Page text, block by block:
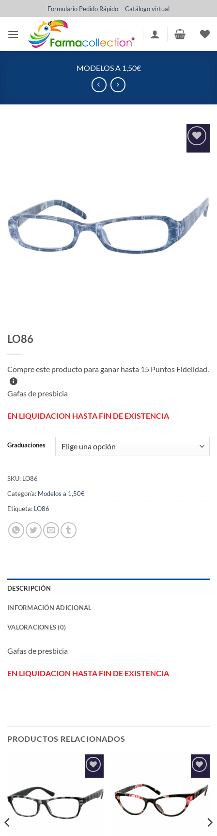
al
contenido
Formulario Pedido Rápido Catálogo virtual
MODELOS A 1,50€
Añadir
LO86
Compre este producto para ganar hasta 15 Puntos Fidelidad.
Gafas de presbicia
EN LIQUIDACION HASTA FIN DE EXISTENCIA
Graduaciones
SKU: LO86
Categoría: Modelos a 1,50€
Etiqueta: LO86
DESCRIPCIÓN
INFORMACIÓN ADICIONAL
VALORACIONES (0)
Gafas de presbicia
EN LIQUIDACION HASTA FIN DE EXISTENCIA
PRODUCTOS RELACIONADOS
Añadir
lista de
deseos
Añadir
lista de
deseos